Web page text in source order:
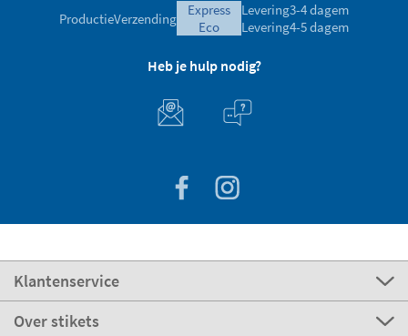
ProductieVerzending
express
eco
Levering3-4 dagem
Levering4-5 dagem
Heb je hulp nodig?
Klantenservice
Over stikets